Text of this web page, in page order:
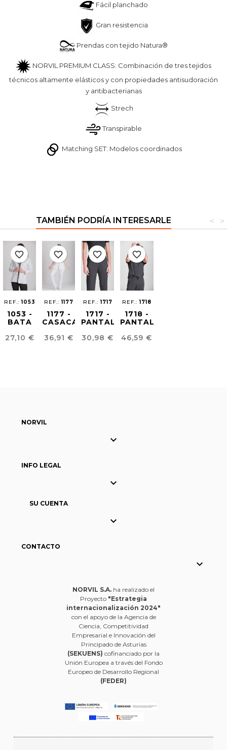
Fácil planchado
Gran resistencia
Prendas con tejido Natura®
NORVIL PREMIUM CLASS: Combinación de tres tejidos
técnicos altamente elásticos y con propiedades antisudoración
y antibacterianas
Strech
Transpirable
Matching SET: Modelos coordinados
TAMBIÉN PODRÍA INTERESARLE >
<
REF.:1053
1053 -
BATA
MUJER
Precio
27,10 €
favorite_border
REF.:1177
1177 -
CASACA
MUJER
Precio
36,91 €
favorite_border
REF.:1717
1717 -
PANTALÓN
MUJER
Precio
30,98 €
favorite_border
REF.:1718
1718 -
PANTALÓN
UNISEX
Precio
46,59 €
favorite_border
NORVIL

INFO LEGAL

SU CUENTA

CONTACTO

NORVIL S.A. ha realizado el
Proyecto "Estrategia
internacionalización 2024"
con el apoyo de la Agencia de
Ciencia, Competitividad
Empresarial e Innovación del
Principado de Asturias
(SEKUENS) cofinanciado por la
Unión Europea a través del Fondo
Europeo de Desarrollo Regional
(FEDER)